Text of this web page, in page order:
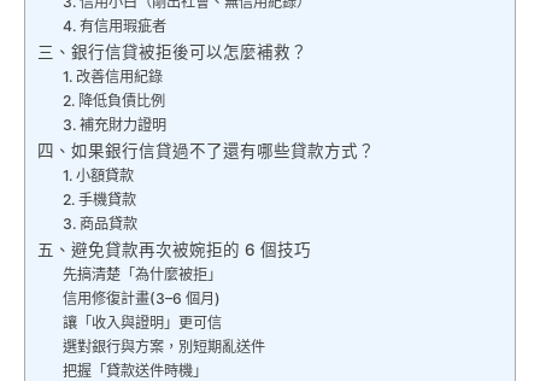
4. 有信用瑕疵者
三、銀行信貸被拒後可以怎麼補救？
1. 改善信用紀錄
2. 降低負債比例
3. 補充財力證明
四、如果銀行信貸過不了還有哪些貸款方式？
1. 小額貸款
2. 手機貸款
3. 商品貸款
五、避免貸款再次被婉拒的 6 個技巧
先搞清楚「為什麼被拒」
信用修復計畫(3–6 個月)
讓「收入與證明」更可信
選對銀行與方案，別短期亂送件
把握「貸款送件時機」